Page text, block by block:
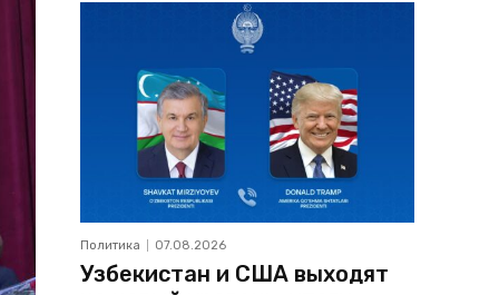
Политика 07.08.2026
Узбекистан и США выходят